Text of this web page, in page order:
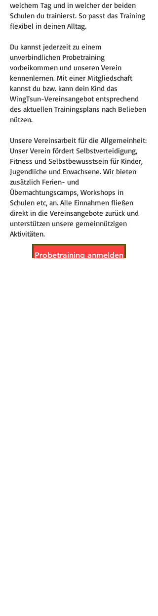
welchem Tag und in welcher der beiden
Schulen du trainierst. So passt das Training
flexibel in deinen Alltag.
Du kannst jederzeit zu einem
unverbindlichen Probetraining
vorbeikommen und unseren Verein
kennenlernen. Mit einer Mitgliedschaft
kannst du bzw. kann dein Kind das
WingTsun-Vereinsangebot entsprechend
des aktuellen Trainingsplans nach Belieben
nützen.
Unsere Vereinsarbeit für die Allgemeinheit:
Unser Verein fördert Selbstverteidigung,
Fitness und Selbstbewusstsein für Kinder,
Jugendliche und Erwachsene. Wir bieten
zusätzlich Ferien- und
Übernachtungscamps, Workshops in
Schulen etc, an. Alle Einnahmen fließen
direkt in die Vereinsangebote zurück und
unterstützen unsere gemeinnützigen
Aktivitäten.
Probetraining anmelden